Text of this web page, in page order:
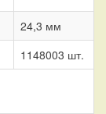
24,3 мм
1148003 шт.